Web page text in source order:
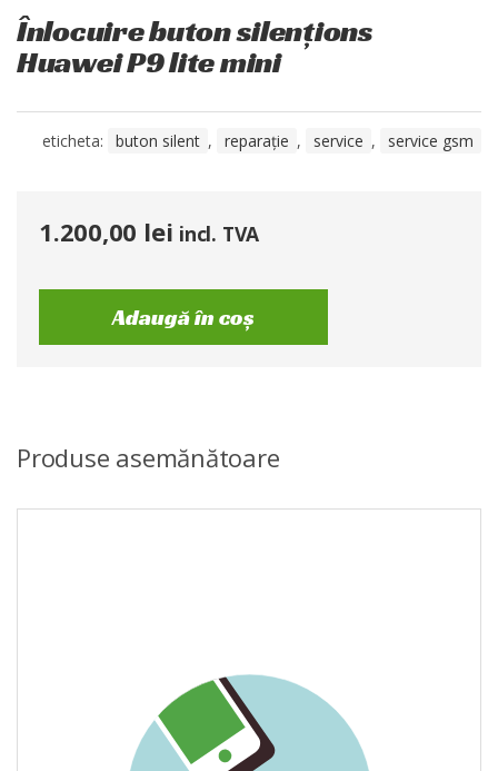
Înlocuire buton silențions
Huawei P9 lite mini
eticheta: buton silent , reparație , service , service gsm
1.200,00 lei incl. TVA
Adaugă în coș
Produse asemănătoare